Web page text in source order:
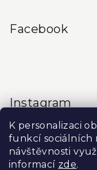
K personalizaci
funkcí sociálních
návštěvnosti
informací zde.
Facebook
Instagram